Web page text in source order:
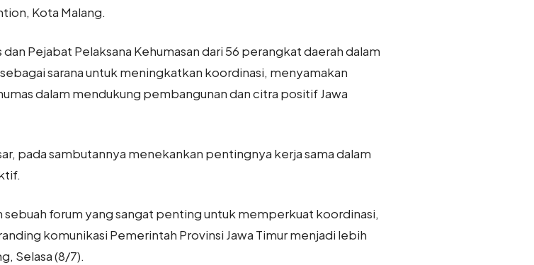
Kota Malang.
Pejabat Pelaksana Kehumasan dari 56 perangkat daerah dalam
sarana untuk meningkatkan koordinasi, menyamakan
dalam mendukung pembangunan dan citra positif Jawa
pada sambutannya menekankan pentingnya kerja sama dalam
forum yang sangat penting untuk memperkuat koordinasi,
komunikasi Pemerintah Provinsi Jawa Timur menjadi lebih
Selasa (8/7).